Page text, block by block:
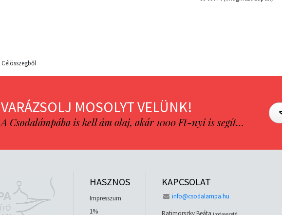
Célösszegből
VARÁZSOLJ MOSOLYT VELÜNK!
A Csodalámpába is kell ám olaj, akár 1000 Ft-nyi is segít…
HASZNOS
Impresszum
1%
KAPCSOLAT
info@csodalampa.hu
Ratimorszky Beáta